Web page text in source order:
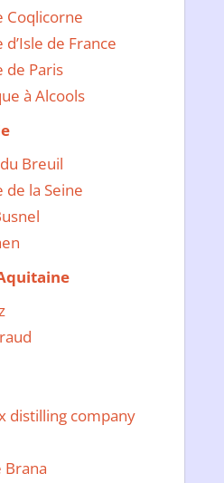
Coqlicorne
de France
de Paris
à Alcools
Breuil
de la Seine
distilling company
Brana